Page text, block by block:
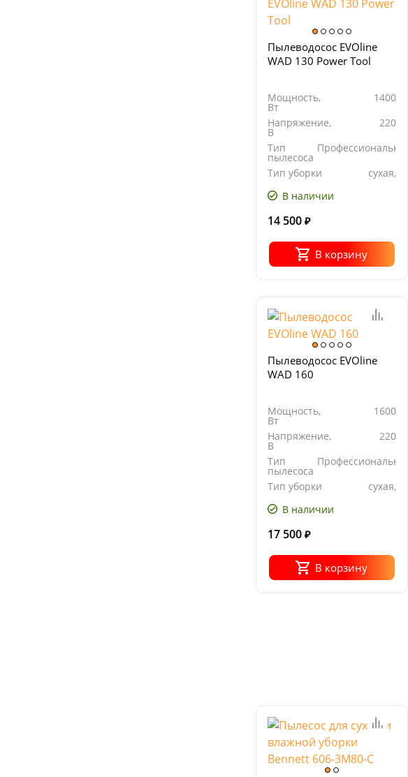
Пылеводосос EVOline
WAD 130 Power Tool
Мощность,
Вт
1400
Напряжение,
В
220
Тип
пылесоса
Профессиональный
Тип уборки
сухая,
влажная
В наличии
14 500 ₽
В корзину
Пылеводосос EVOline
WAD 160
Мощность,
Вт
1600
Напряжение,
В
220
Тип
пылесоса
Профессиональный
Тип уборки
сухая,
влажная
В наличии
17 500 ₽
В корзину